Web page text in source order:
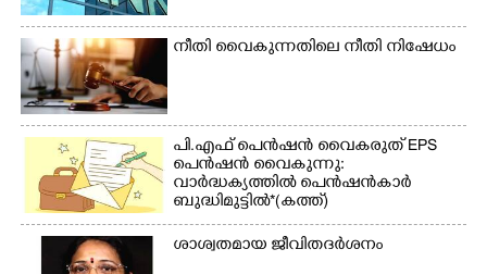
നീതി വൈകുന്നതിലെ നീതി നിഷേധം
പി.എഫ് പെൻഷൻ വൈകരുത് EPS
പെൻഷൻ വൈകുന്നു:
വാർദ്ധക്യത്തിൽ പെൻഷൻകാർ
ബുദ്ധിമുട്ടിൽ*(കത്ത്)
ശാശ്വതമായ ജീവിതദർശനം